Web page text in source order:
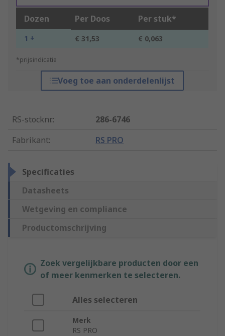
Dozen Per Doos Per stuk*
1 + € 31,53 € 0,063
*prijsindicatie
Voeg toe aan onderdelenlijst
RS-stocknr.:
286-6746
Fabrikant: RS PRO
Specificaties
Datasheets
Wetgeving en compliance
Productomschrijving
Zoek vergelijkbare producten door een
of meer kenmerken te selecteren.
Alles selecteren
Merk
RS PRO